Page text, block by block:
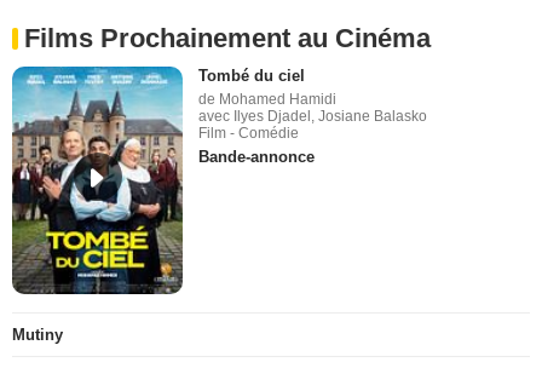
Films Prochainement au Cinéma
Tombé du ciel
de Mohamed Hamidi
avec Ilyes Djadel, Josiane Balasko
Film - Comédie
Bande-annonce
Mutiny